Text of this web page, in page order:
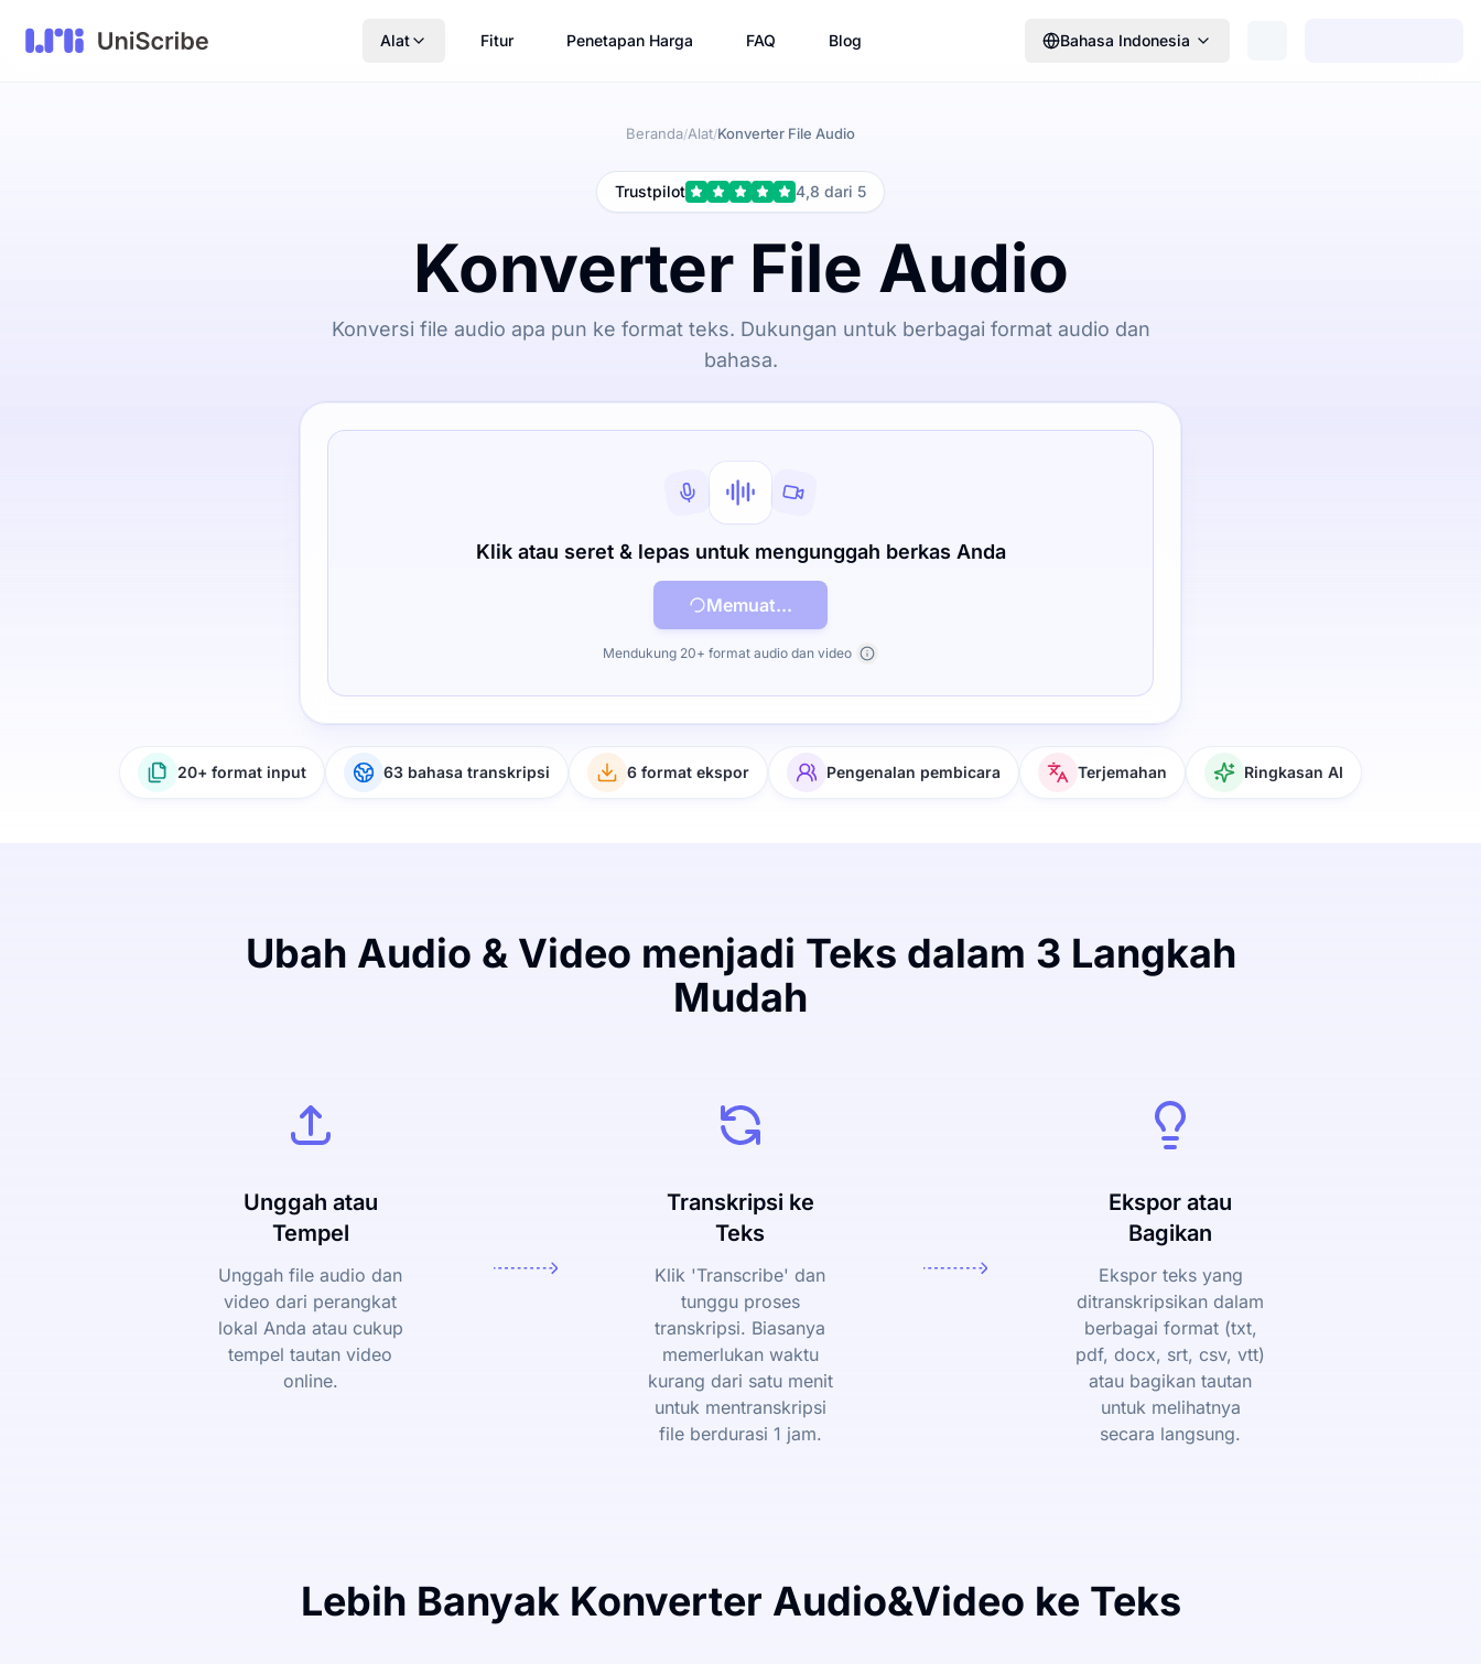
Alat Fitur Penetapan Harga FAQ Blog Bahasa Indonesia
Beranda/Alat/Konverter File Audio
Trustpilot 4,8 dari 5
Konverter File Audio
Konversi file audio apa pun ke format teks. Dukungan untuk berbagai format audio dan
bahasa.
Klik atau seret & lepas untuk mengunggah berkas Anda
Memuat...
Mendukung 20+ format audio dan video
20+ format input 63 bahasa transkripsi 6 format ekspor Pengenalan pembicara Terjemahan Ringkasan AI
Ubah Audio & Video menjadi Teks dalam 3 Langkah
Mudah
Unggah atau
Tempel
Unggah file audio dan
video dari perangkat
lokal Anda atau cukup
tempel tautan video
online.
Transkripsi ke
Teks
Klik 'Transcribe' dan
tunggu proses
transkripsi. Biasanya
memerlukan waktu
kurang dari satu menit
untuk mentranskripsi
file berdurasi 1 jam.
Ekspor atau
Bagikan
Ekspor teks yang
ditranskripsikan dalam
berbagai format (txt,
pdf, docx, srt, csv, vtt)
atau bagikan tautan
untuk melihatnya
secara langsung.
Lebih Banyak Konverter Audio&Video ke Teks